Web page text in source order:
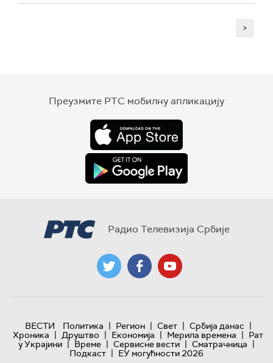
>
Преузмите РТС мобилну апликацију
Радио Телевизија Србије
ВЕСТИ Политика | Регион | Свет | Србија данас |
Хроника | Друштво | Економија | Мерила времена | Рат
у Украјини | Време | Сервисне вести | Сматрачница |
Подкаст | ЕУ могућности 2026